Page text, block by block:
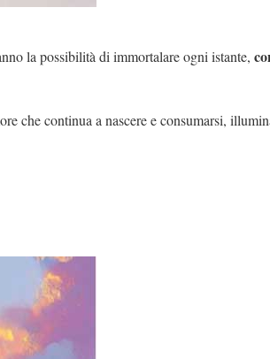
la possibilità di immortalare ogni istante,
che continua a nascere e consumarsi,